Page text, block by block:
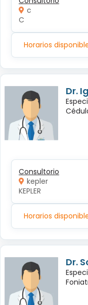
c
C
Horarios
Dr.
Consultorio
kepler
KEPLER
Horarios
Dr.